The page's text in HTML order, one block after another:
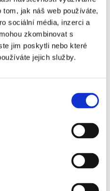
jak náš web používáte,
sociální média, inzerci a
zkombinovat s
jim poskytli nebo které
jejich služby.
zákonům je možné
prezidenta republiky.
Platform!